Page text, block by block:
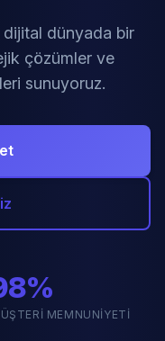
dünyada bir
çözümler ve
sunuyoruz.
MEMNUNIYETI